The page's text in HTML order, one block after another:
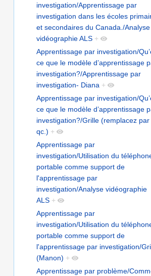
investigation/Apprentissage par
investigation dans les écoles
et secondaires du Canada./Analyse
vidéographie ALS +
Apprentissage par investigation/
ce que le modèle d’apprentissage
investigation?/Apprentissage par
investigation- Diana +
Apprentissage par investigation/
ce que le modèle d’apprentissage
investigation?/Grille (remplacez par
qc.) +
Apprentissage par
investigation/Utilisation du
portable comme support de
l'apprentissage par
investigation/Analyse vidéographie
ALS +
Apprentissage par
investigation/Utilisation du
portable comme support de
l'apprentissage par investigation/
(Manon) +
Apprentissage par problème/